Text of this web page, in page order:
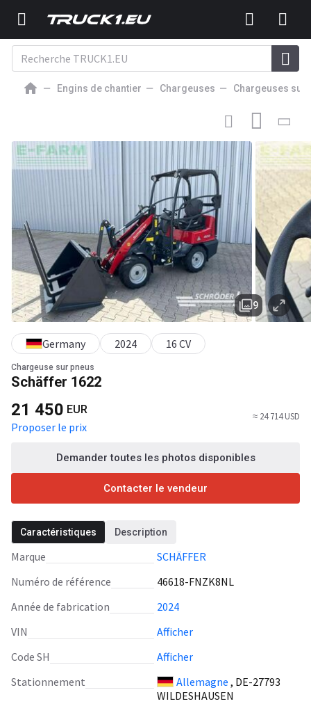
Engins de chantier Chargeuses Chargeuses sur
Chargeuse sur pneus
Schäffer 1622
9
Germany 2024 16 CV
21 450 EUR
Proposer le prix
≈ 24 714 USD
Demander toutes les photos disponibles
Contacter le vendeur
Caractéristiques Description
Marque
SCHÄFFER
Numéro de référence
46618-FNZK8NL
Année de fabrication
2024
VIN
Afficher
Code SH
Afficher
Stationnement
Allemagne , DE-27793
WILDESHAUSEN